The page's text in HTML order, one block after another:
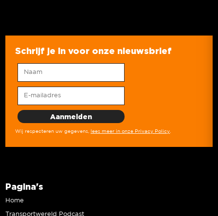
Schrijf je in voor onze nieuwsbrief
Wij respecteren uw gegevens, lees meer in onze Privacy Policy
Pagina's
Home
Transportwereld Podcast